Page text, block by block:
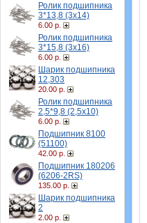
Ролик подшипника
3*13,8 (3х14)
6.00 р.
Ролик подшипника
3*15,8 (3х16)
6.00 р.
Шарик подшипника
12,303
20.00 р.
Ролик подшипника
2,5*9,8 (2,5х10)
6.00 р.
Подшипник 8100
(51100)
42.00 р.
Подшипник 180206
(6206-2RS)
135.00 р.
Шарик подшипника
2
2.00 р.